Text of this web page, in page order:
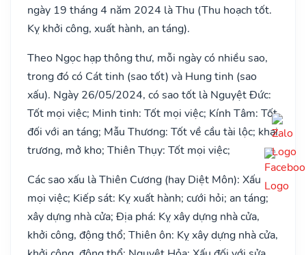
ngày 19 tháng 4 năm 2024 là Thu (Thu hoạch tốt.
Kỵ khởi công, xuất hành, an táng).
Theo Ngọc hạp thông thư, mỗi ngày có nhiều sao,
trong đó có Cát tinh (sao tốt) và Hung tinh (sao
xấu). Ngày 26/05/2024, có sao tốt là Nguyệt Đức:
Tốt mọi việc; Minh tinh: Tốt mọi việc; Kính Tâm: Tốt
đối với an táng; Mẫu Thương: Tốt về cầu tài lộc; khai
trương, mở kho; Thiên Thụy: Tốt mọi việc;
Các sao xấu là Thiên Cương (hay Diệt Môn): Xấu
mọi việc; Kiếp sát: Kỵ xuất hành; cưới hỏi; an táng;
xây dựng nhà cửa; Địa phá: Kỵ xây dựng nhà cửa,
khởi công, động thổ; Thiên ôn: Kỵ xây dựng nhà cửa,